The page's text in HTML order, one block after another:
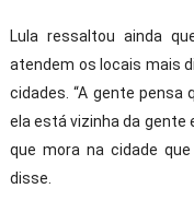
Lula ressaltou ainda
atendem os locais mais
cidades. “A gente pensa
ela está vizinha da gente
que mora na cidade
disse.